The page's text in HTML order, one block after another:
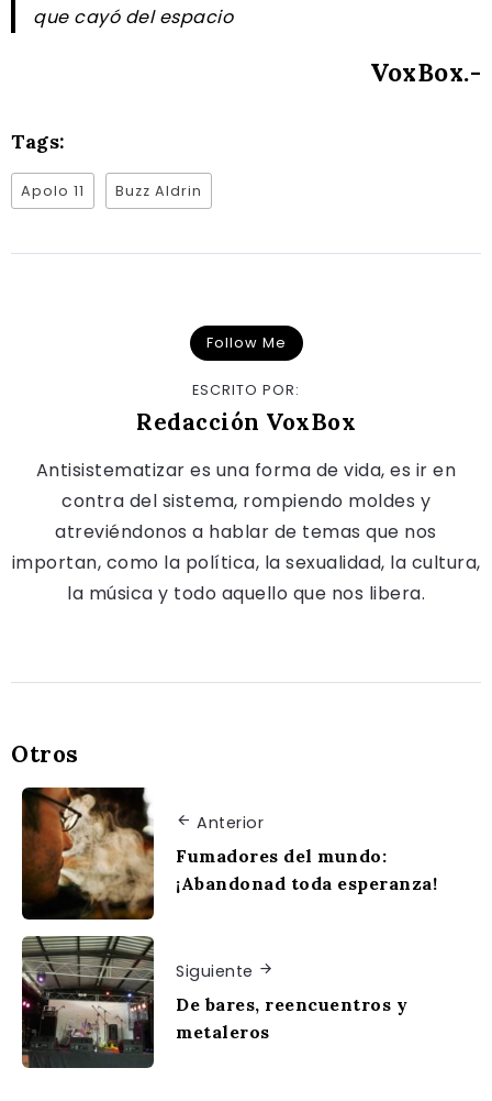
que cayó del espacio
VoxBox.-
Tags:
Apolo 11 Buzz Aldrin
Follow Me
ESCRITO POR:
Redacción VoxBox
Antisistematizar es una forma de vida, es ir en
contra del sistema, rompiendo moldes y
atreviéndonos a hablar de temas que nos
importan, como la política, la sexualidad, la cultura,
la música y todo aquello que nos libera.
Otros
Anterior
Fumadores del mundo:
¡Abandonad toda esperanza!
Siguiente
De bares, reencuentros y
metaleros